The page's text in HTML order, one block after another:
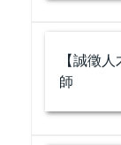
【誠徵
師